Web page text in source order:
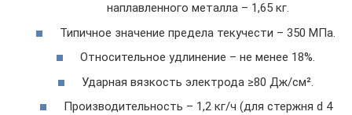
наплавленного металла – 1,65 кг.
Типичное значение предела текучести – 350 МПа.
Относительное удлинение – не менее 18%.
Ударная вязкость электрода ≥80 Дж/см².
Производительность – 1,2 кг/ч (для стержня d 4